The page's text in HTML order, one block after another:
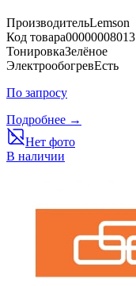
ПроизводительLemson
Код товара00000008013
ТонировкаЗелёное
ЭлектрообогревЕсть
По запросу
Подробнее →
Нет фото
В наличии